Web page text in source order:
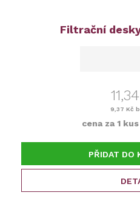
Filtrační
9,37 Kč
cena za 1 kus
PŘIDAT DO